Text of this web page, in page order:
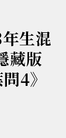
生混
藏版
4》